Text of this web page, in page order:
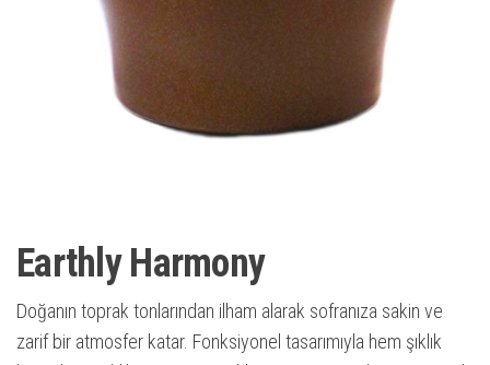
Earthly Harmony
Doğanın toprak tonlarından ilham alarak sofranıza sakin ve
zarif bir atmosfer katar. Fonksiyonel tasarımıyla hem şıklık